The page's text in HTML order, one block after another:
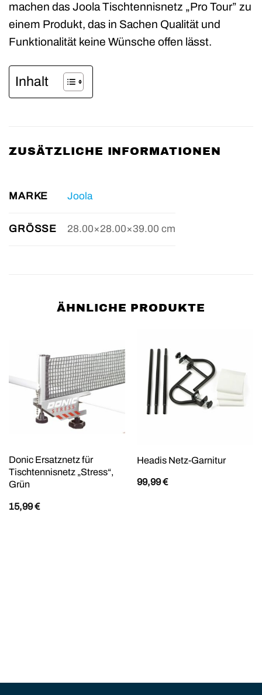
machen das Joola Tischtennisnetz „Pro Tour” zu
einem Produkt, das in Sachen Qualität und
Funktionalität keine Wünsche offen lässt.
Inhalt
ZUSÄTZLICHE INFORMATIONEN
MARKE Joola
GRÖSSE 28.00×28.00×39.00 cm
ÄHNLICHE PRODUKTE
Donic Ersatznetz für
Tischtennisnetz „Stress“,
Grün
15,99€
Headis Netz-Garnitur
99,99€